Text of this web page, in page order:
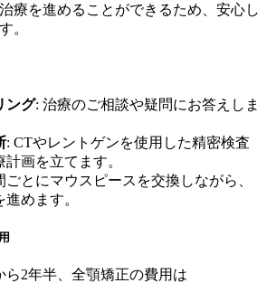
療を進めることができるため、安心し
。
ング: 治療のご相談や疑問にお答えしま
: CTやレントゲンを使用した精密検査
画を立てます。
ごとにマウスピースを交換しながら、
めます。
ら2年半、全顎矯正の費用は